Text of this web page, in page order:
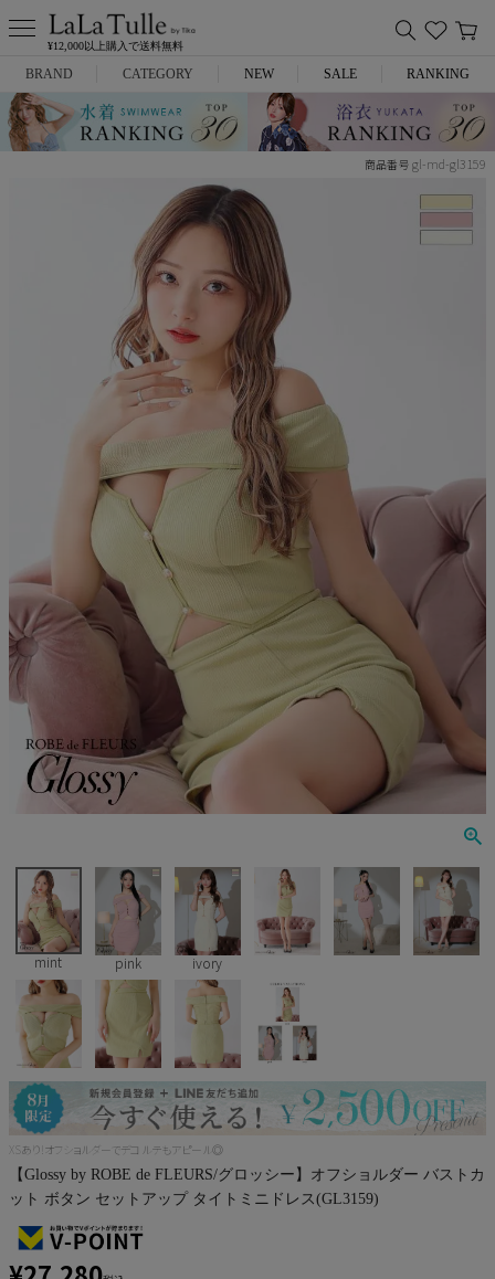
¥12,000以上購入で送料無料
BRAND
Anella
Andy
an
GLAMOROUS
IRMA
JENNNY
COMEX
Rechercher
Pleaser
CATEGORY
ミニドレス
ランジェリー
水着
浴衣
NEW SALE RANKING
商品番号 gl-md-gl3159
mint pink ivory
XSあり!オフショルダーでデコルテもアピール◎
【Glossy by ROBE de FLEURS/グロッシー】オフショルダー バストカ
ット ボタン セットアップ タイトミニドレス(GL3159)